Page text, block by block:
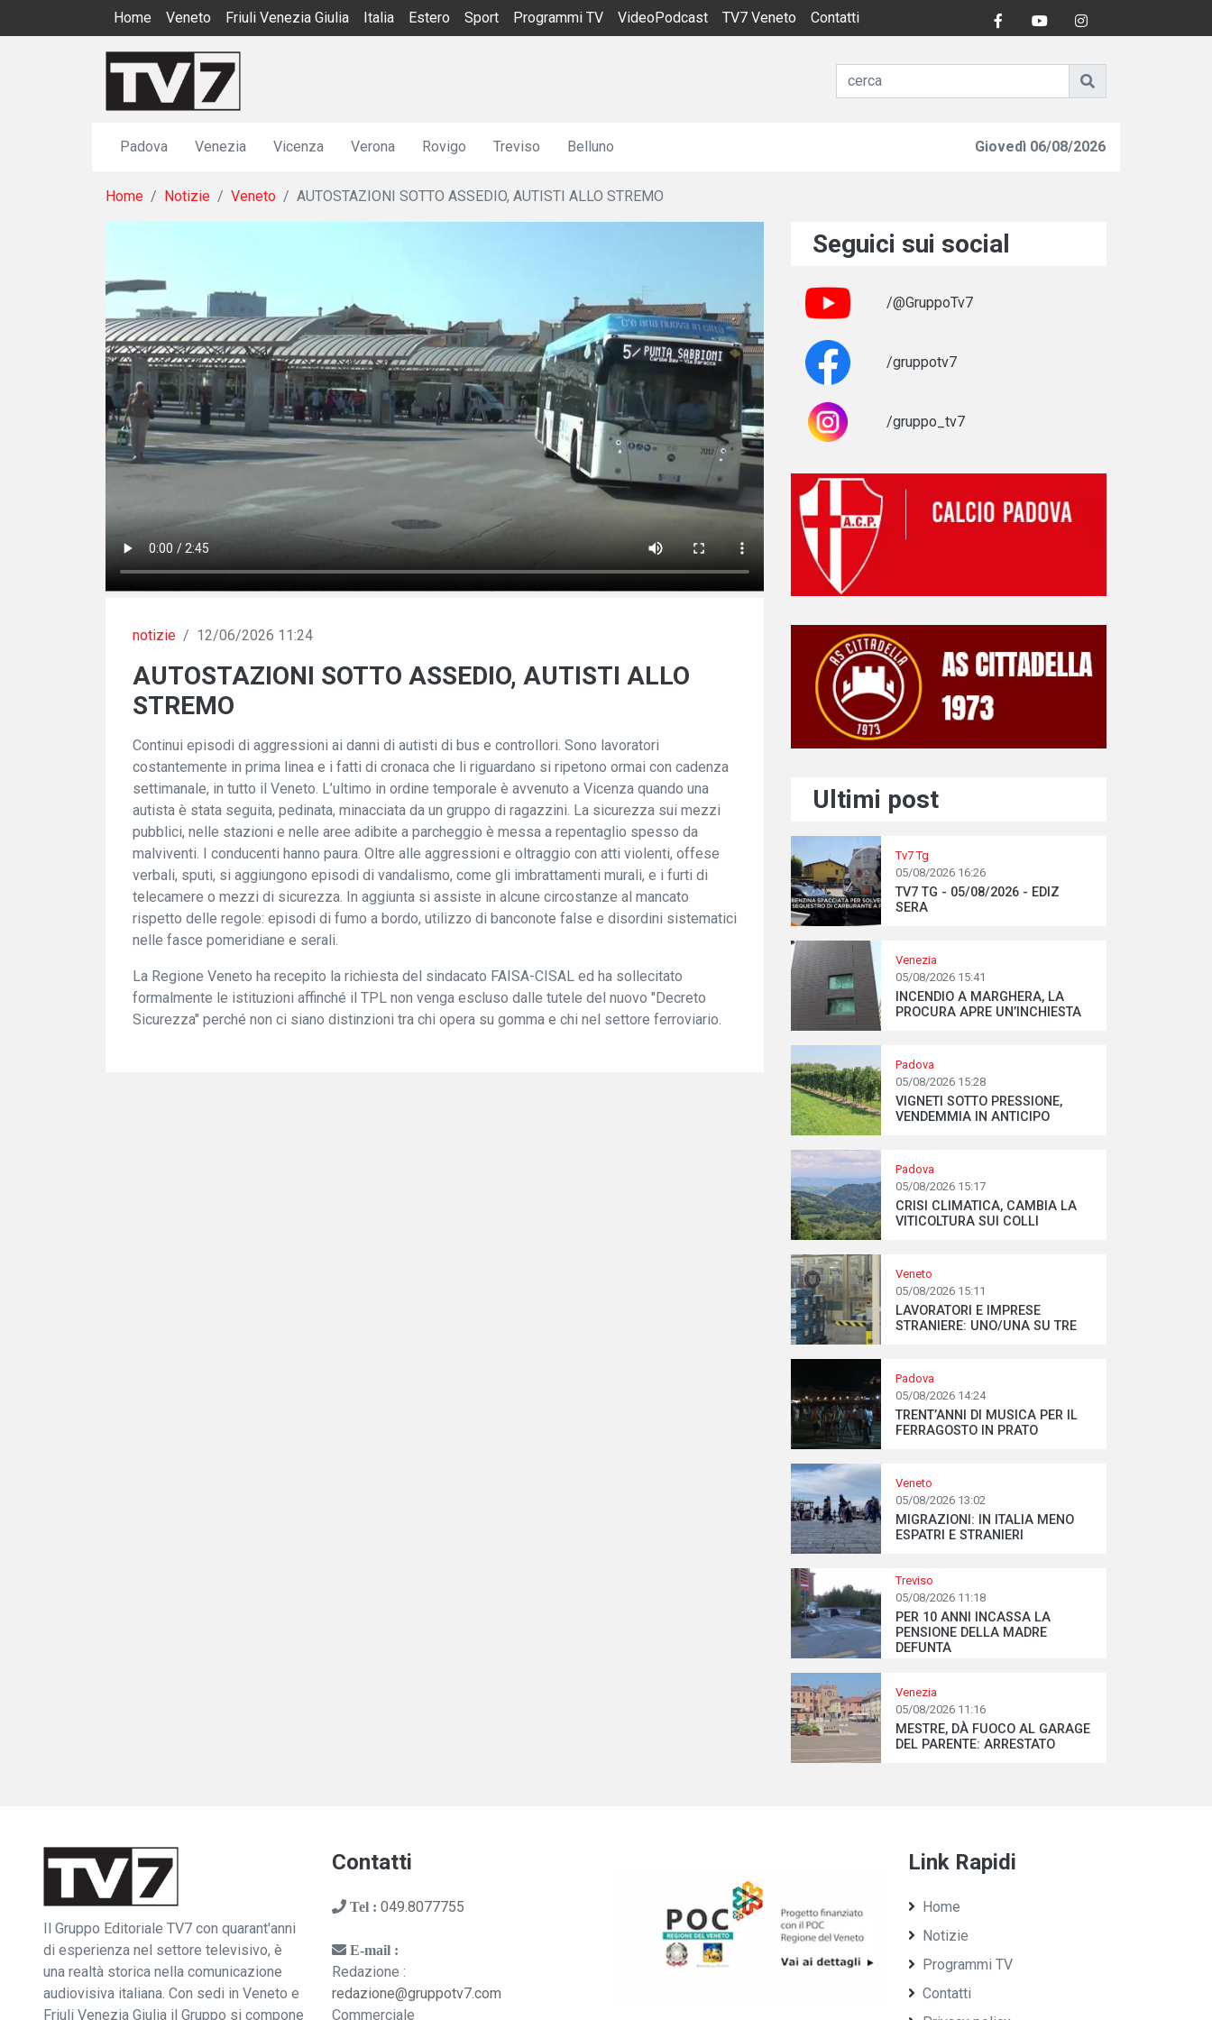
Home Veneto Friuli Venezia Giulia Italia Estero Sport Programmi TV VideoPodcast TV7 Veneto Contatti
Padova Venezia Vicenza Verona Rovigo Treviso Belluno Giovedì 06/08/2026
Home Notizie Veneto AUTOSTAZIONI SOTTO ASSEDIO, AUTISTI ALLO STREMO
notizie / 12/06/2026 11:24
AUTOSTAZIONI SOTTO ASSEDIO, AUTISTI ALLO
STREMO
Continui episodi di aggressioni ai danni di autisti di bus e controllori. Sono lavoratori
costantemente in prima linea e i fatti di cronaca che li riguardano si ripetono ormai con cadenza
settimanale, in tutto il Veneto. L’ultimo in ordine temporale è avvenuto a Vicenza quando una
autista è stata seguita, pedinata, minacciata da un gruppo di ragazzini. La sicurezza sui mezzi
pubblici, nelle stazioni e nelle aree adibite a parcheggio è messa a repentaglio spesso da
malviventi. I conducenti hanno paura. Oltre alle aggressioni e oltraggio con atti violenti, offese
verbali, sputi, si aggiungono episodi di vandalismo, come gli imbrattamenti murali, e i furti di
telecamere o mezzi di sicurezza. In aggiunta si assiste in alcune circostanze al mancato
rispetto delle regole: episodi di fumo a bordo, utilizzo di banconote false e disordini sistematici
nelle fasce pomeridiane e serali.
La Regione Veneto ha recepito la richiesta del sindacato FAISA-CISAL ed ha sollecitato
formalmente le istituzioni affinché il TPL non venga escluso dalle tutele del nuovo "Decreto
Sicurezza" perché non ci siano distinzioni tra chi opera su gomma e chi nel settore ferroviario.
Seguici sui social
/@GruppoTv7
/gruppotv7
/gruppo_tv7
Ultimi post
Tv7 Tg
05/08/2026 16:26
TV7 TG - 05/08/2026 - EDIZ
SERA
Venezia
05/08/2026 15:41
INCENDIO A MARGHERA, LA
PROCURA APRE UN’INCHIESTA
Padova
05/08/2026 15:28
VIGNETI SOTTO PRESSIONE,
VENDEMMIA IN ANTICIPO
Padova
05/08/2026 15:17
CRISI CLIMATICA, CAMBIA LA
VITICOLTURA SUI COLLI
Veneto
05/08/2026 15:11
LAVORATORI E IMPRESE
STRANIERE: UNO/UNA SU TRE
Padova
05/08/2026 14:24
TRENT’ANNI DI MUSICA PER IL
FERRAGOSTO IN PRATO
Veneto
05/08/2026 13:02
MIGRAZIONI: IN ITALIA MENO
ESPATRI E STRANIERI
Treviso
05/08/2026 11:18
PER 10 ANNI INCASSA LA
PENSIONE DELLA MADRE
DEFUNTA
Venezia
05/08/2026 11:16
MESTRE, DÀ FUOCO AL GARAGE
DEL PARENTE: ARRESTATO
Il Gruppo Editoriale TV7 con quarant'anni
di esperienza nel settore televisivo, è
una realtà storica nella comunicazione
audiovisiva italiana. Con sedi in Veneto e
Friuli Venezia Giulia il Gruppo si compone
Contatti
Tel : 049.8077755
E-mail :
Redazione :
redazione@gruppotv7.com
Commerciale
Link Rapidi
Home
Notizie
Programmi TV
Contatti